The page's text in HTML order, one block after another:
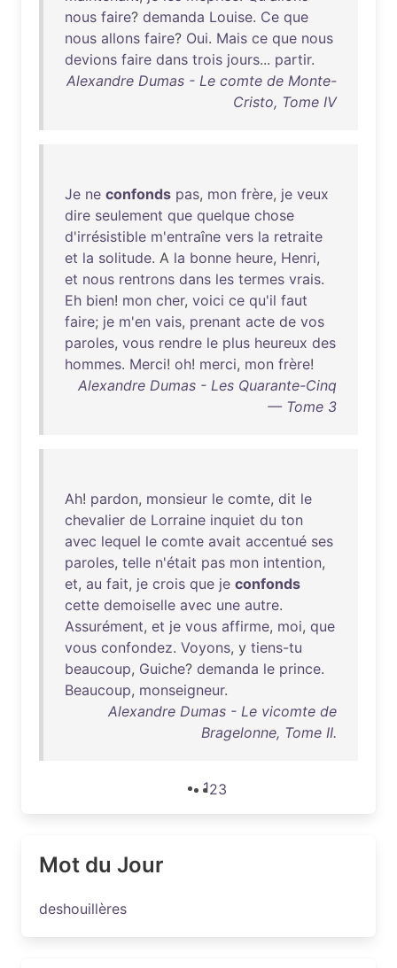
nous faire? demanda Louise. Ce que
nous allons faire? Oui. Mais ce que nous
devions faire dans trois jours... partir.
Alexandre Dumas - Le comte de Monte-
Cristo, Tome IV
Je ne confonds pas, mon frère, je veux
dire seulement que quelque chose
d'irrésistible m'entraîne vers la retraite
et la solitude. A la bonne heure, Henri,
et nous rentrons dans les termes vrais.
Eh bien! mon cher, voici ce qu'il faut
faire; je m'en vais, prenant acte de vos
paroles, vous rendre le plus heureux des
hommes. Merci! oh! merci, mon frère!
Alexandre Dumas - Les Quarante-Cinq
— Tome 3
Ah! pardon, monsieur le comte, dit le
chevalier de Lorraine inquiet du ton
avec lequel le comte avait accentué ses
paroles, telle n'était pas mon intention,
et, au fait, je crois que je confonds
cette demoiselle avec une autre.
Assurément, et je vous affirme, moi, que
vous confondez. Voyons, y tiens-tu
beaucoup, Guiche? demanda le prince.
Beaucoup, monseigneur.
Alexandre Dumas - Le vicomte de
Bragelonne, Tome II.
123
Mot du Jour
deshouillères